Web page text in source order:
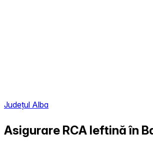
Județul Alba
Asigurare RCA Ieftină în